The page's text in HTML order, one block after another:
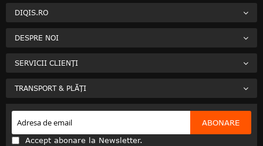
DIQIS.RO
DESPRE NOI
SERVICII CLIENȚI
TRANSPORT & PLĂȚI
ABONARE
Accept abonare la Newsletter.